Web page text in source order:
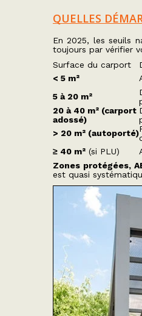
QUELLES
En 2025, les seuils
toujours par vérifier
Surface du carport
< 5 m²
5 à 20 m²
20 à 40 m² (carport
adossé)
> 20 m² (autoporté)
≥ 40 m² (si PLU)
Zones protégées,
est quasi